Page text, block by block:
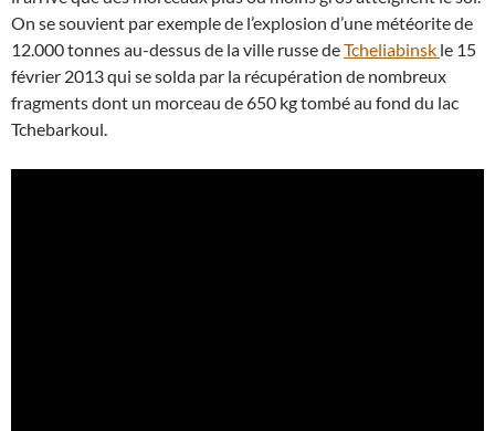
On se souvient par exemple de l’explosion d’une météorite de
12.000 tonnes au-dessus de la ville russe deTcheliabinsk le 15
février 2013 qui se solda par la récupération de nombreux
fragments dont un morceau de 650 kg tombé au fond du lac
Tchebarkoul.